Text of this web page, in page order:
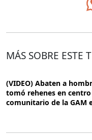
MÁS SOBRE ESTE
(VIDEO) Abaten a
tomó rehenes en centro
comunitario de la GAM